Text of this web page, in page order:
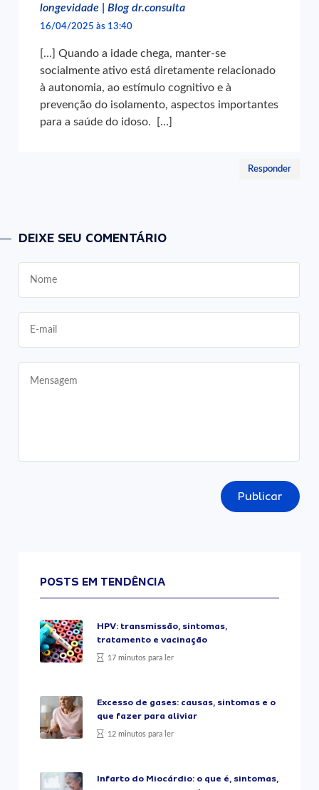
longevidade | Blog dr.consulta
16/04/2025 às 13:40
[…] Quando a idade chega, manter-se
socialmente ativo está diretamente relacionado
à autonomia, ao estímulo cognitivo e à
prevenção do isolamento, aspectos importantes
para a saúde do idoso. […]
Responder
DEIXE SEU COMENTÁRIO
Publicar
POSTS EM TENDÊNCIA
HPV: transmissão, sintomas,
tratamento e vacinação
17 minutos para ler
Excesso de gases: causas, sintomas e o
que fazer para aliviar
12 minutos para ler
Infarto do Miocárdio: o que é, sintomas,